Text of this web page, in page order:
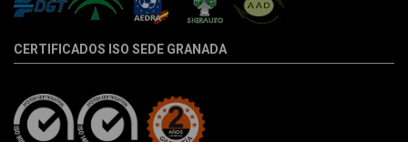
CERTIFICADOS ISO SEDE GRANADA